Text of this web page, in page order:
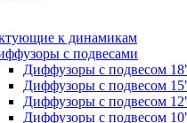
к динамикам
с подвесами
Диффузоры с подвесом
Диффузоры с подвесом
Диффузоры с подвесом
Диффузоры с подвесом